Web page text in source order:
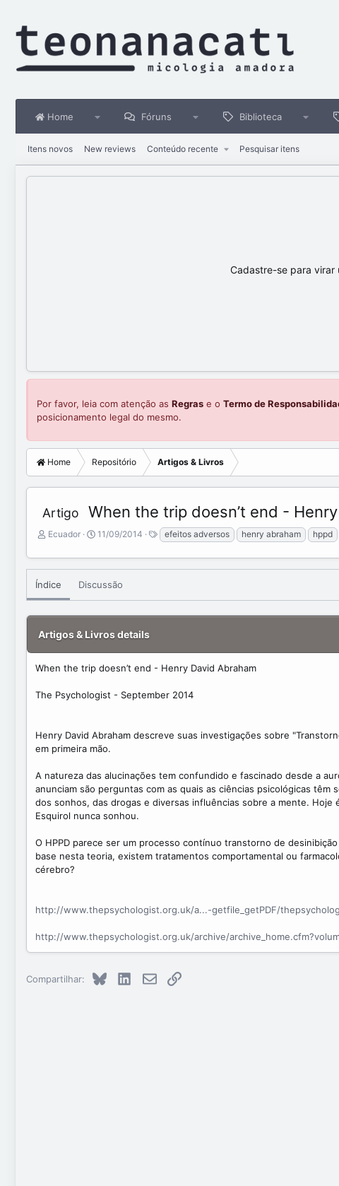
Home Fóruns Biblioteca
Itens novos New reviews Conteúdo recente Pesquisar itens
Cadastre-se para
Por favor, leia com atenção as Regras e o Termo de
posicionamento legal do mesmo.
Home Repositório Artigos & Livros
Artigo When the trip doesn’t end -
A
d
e
d
b
Ecuador
C
e
a
t
t
11/09/2014
T
a
g
s
efeitos adversos henry abraham hppd
Índice Discussão
Artigos & Livros details
When the trip doesn’t end - Henry David Abraham
The Psychologist - September 2014
Henry David Abraham descreve suas investigações sobre
em primeira mão.
A natureza das alucinações tem confundido e fascinado desde a
anunciam são perguntas com as quais as ciências psicológicas
dos sonhos, das drogas e diversas influências sobre a mente.
Esquirol nunca sonhou.
O HPPD parece ser um processo contínuo transtorno de
base nesta teoria, existem tratamentos comportamental ou
cérebro?
http://www.thepsychologist.org.uk/a...-getfile_getPDF/
http://www.thepsychologist.org.uk/archive/
Compartilhar: Bluesky LinkedInE-mailLink